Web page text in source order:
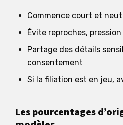
Commence court et
Évite reproches,
Partage des détails
consentement
Si la filiation est en jeu,
Les pourcentages